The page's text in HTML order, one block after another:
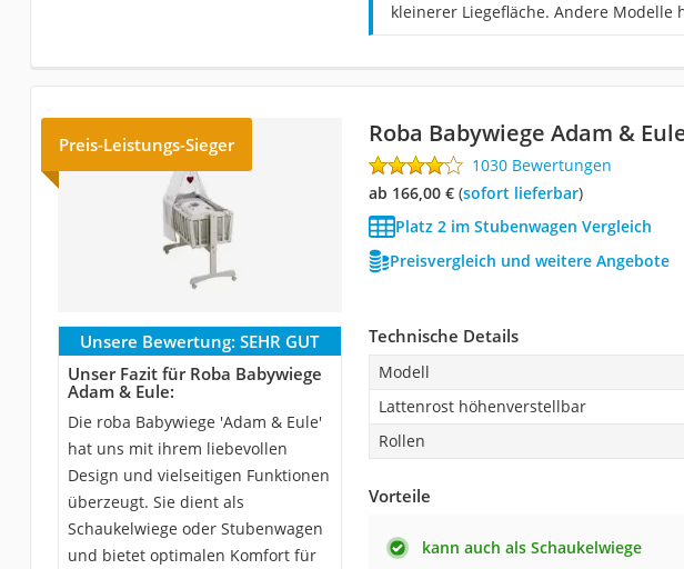
kleinerer Liegefläche. Andere Modelle
Preis-Leistungs-Sieger Roba Babywiege Adam &
1030 Bewertungen
ab 166,00 €( Sofort lieferbar)
Platz 2 im Stubenwagen Vergleich
Preisvergleich und weitere Angebote
Unsere Bewertung: SEHR GUT
Unser Fazit für Roba Babywiege
Adam & Eule:
Die roba Babywiege 'Adam & Eule'
hat uns mit ihrem liebevollen
Design und vielseitigen Funktionen
überzeugt. Sie dient als
Schaukelwiege oder Stubenwagen
und bietet optimalen Komfort für
Technische Details
Modell
Lattenrost höhenverstellbar
Rollen
Vorteile
kann auch als Schaukelwiege